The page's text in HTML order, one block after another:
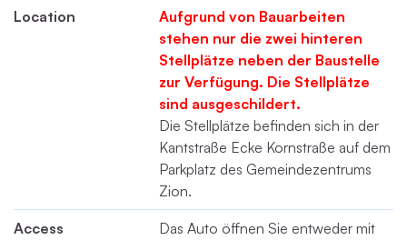
Location
Aufgrund von Bauarbeiten
stehen nur die zwei hinteren
Stellplätze neben der Baustelle
zur Verfügung. Die Stellplätze
sind ausgeschildert.
Die Stellplätze befinden sich in der
Kantstraße Ecke Kornstraße auf dem
Parkplatz des Gemeindezentrums
Zion.
Access
Das Auto öffnen Sie entweder mit